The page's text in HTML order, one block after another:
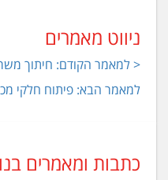
ניווט מאמרים
< למאמר הקודם: חיתוך
למאמר הבא: פיתוח חלקי
כתבות ומאמרים